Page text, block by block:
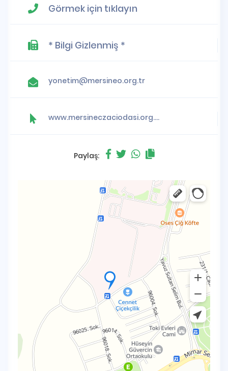
Görmek için tıklayın
* Bilgi Gizlenmiş *
yonetim@mersineo.org.tr
www.mersineczaciodasi.org.tr
Paylaş: